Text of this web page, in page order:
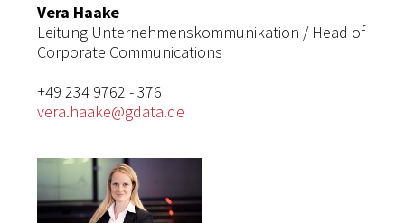
Vera Haake
Leitung Unternehmenskommunikation / Head of
Corporate Communications
+49 234 9762 - 376
vera.haake@gdata.de